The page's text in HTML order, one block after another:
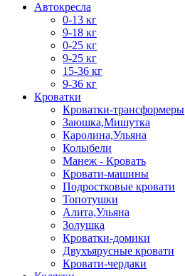
Автокресла
0-13 кг
9-18 кг
0-25 кг
9-25 кг
15-36 кг
9-36 кг
Кроватки
Кроватки-трансформеры
Заюшка,Мишутка
Каролина,Ульяна
Колыбели
Манеж - Кровать
Кровати-машины
Подростковые кровати
Топотушки
Алита,Ульяна
Золушка
Кроватки-домики
Двухъярусные кровати
Кровати-чердаки